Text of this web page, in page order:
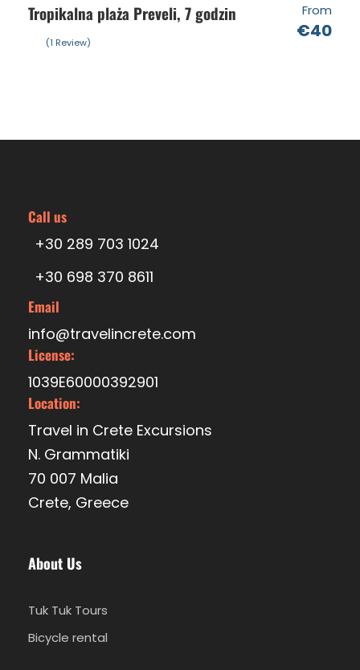
Angielski
Powitanie na pokładzie (kawa, herbata, napoje
instrukcje bezpieczeństwa, odlot.
11.15
12.30
13.00 - 14.15
14.15
16.00
Tropikalna plaża Preveli, 7 godzin From
€40
(1 Review)
Call us
+30 289 703 1024
+30 698 370 8611
Email
info@travelincrete.com
License:
1039E60000392901
Location:
Travel in Crete Excursions
N. Grammatiki
70 007 Malia
Crete, Greece
About Us
Tuk Tuk Tours
Bicycle rental